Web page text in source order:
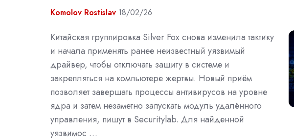
Komolov Rostislav 18/02/26
Китайская группировка Silver Fox снова изменила тактику
и начала применять ранее неизвестный уязвимый
драйвер, чтобы отключать защиту в системе и
закрепляться на компьютере жертвы. Новый приём
позволяет завершать процессы антивирусов на уровне
ядра и затем незаметно запускать модуль удалённого
управления, пишут в Securitylab. Для найденной
уязвимос …